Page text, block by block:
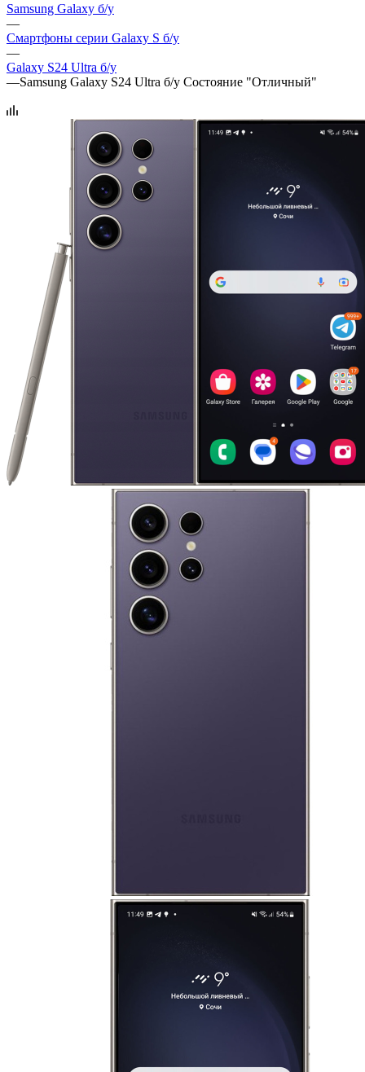
Samsung Galaxy б/у
—
Смартфоны серии Galaxy S б/у
—
Galaxy S24 Ultra б/у
—Samsung Galaxy S24 Ultra б/у Состояние "Отличный"